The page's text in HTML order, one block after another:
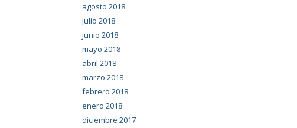
agosto 2018
julio 2018
junio 2018
mayo 2018
abril 2018
marzo 2018
febrero 2018
enero 2018
diciembre 2017